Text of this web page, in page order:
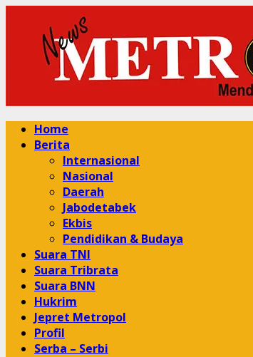
content
Primary
Menu
Home
Berita
Internasional
Nasional
Daerah
Jabodetabek
Ekbis
Pendidikan & Budaya
Suara TNI
Suara Tribrata
Suara BNN
Hukrim
Jepret Metropol
Profil
Serba – Serbi